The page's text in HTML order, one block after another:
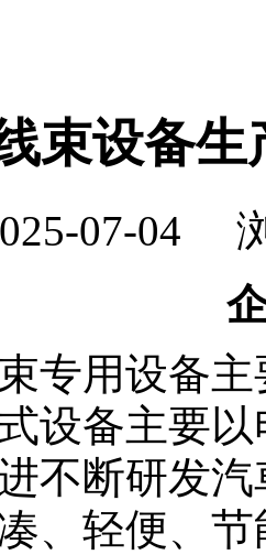
束设备生
07-04
专用设备
设备主要
不断研发
、轻便、